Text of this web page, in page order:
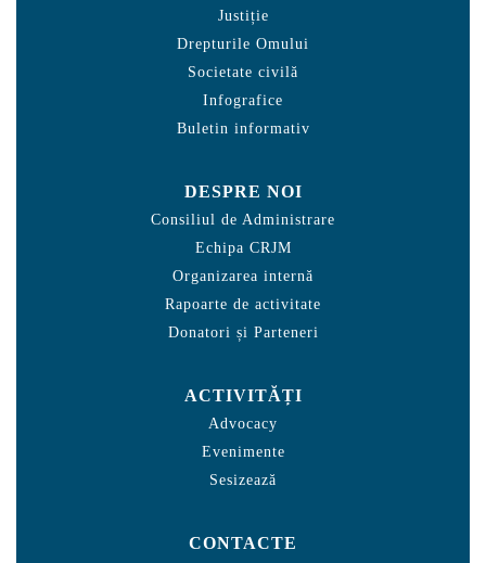
Justiție
Drepturile Omului
Societate civilă
Infografice
Buletin informativ
DESPRE NOI
Consiliul de Administrare
Echipa CRJM
Organizarea internă
Rapoarte de activitate
Donatori și Parteneri
ACTIVITĂȚI
Advocacy
Evenimente
Sesizează
CONTACTE